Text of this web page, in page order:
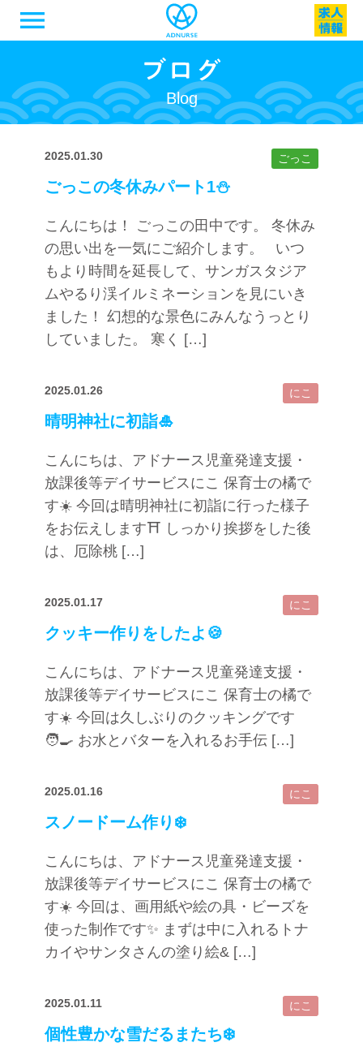
menu
Blog
2025.01.30 ごっこ
ごっこの冬休みパート1⛄️
こんにちは！ ごっこの田中です。 冬休み
の思い出を一気にご紹介します。 いつ
もより時間を延長して、サンガスタジア
ムやるり渓イルミネーションを見にいき
ました！ 幻想的な景色にみんなうっとり
していました。 寒く […]
2025.01.26 にこ
晴明神社に初詣🎍
こんにちは、アドナース児童発達支援・
放課後等デイサービスにこ 保育士の橘で
す☀️ 今回は晴明神社に初詣に行った様子
をお伝えします⛩️ しっかり挨拶をした後
は、厄除桃 […]
2025.01.17 にこ
クッキー作りをしたよ🍪
こんにちは、アドナース児童発達支援・
放課後等デイサービスにこ 保育士の橘で
す☀️ 今回は久しぶりのクッキングです
🧑‍🍳 お水とバターを入れるお手伝 […]
2025.01.16 にこ
スノードーム作り❄️
こんにちは、アドナース児童発達支援・
放課後等デイサービスにこ 保育士の橘で
す☀️ 今回は、画用紙や絵の具・ビーズを
使った制作です✨ まずは中に入れるトナ
カイやサンタさんの塗り絵& […]
2025.01.11 にこ
個性豊かな雪だるまたち❄️